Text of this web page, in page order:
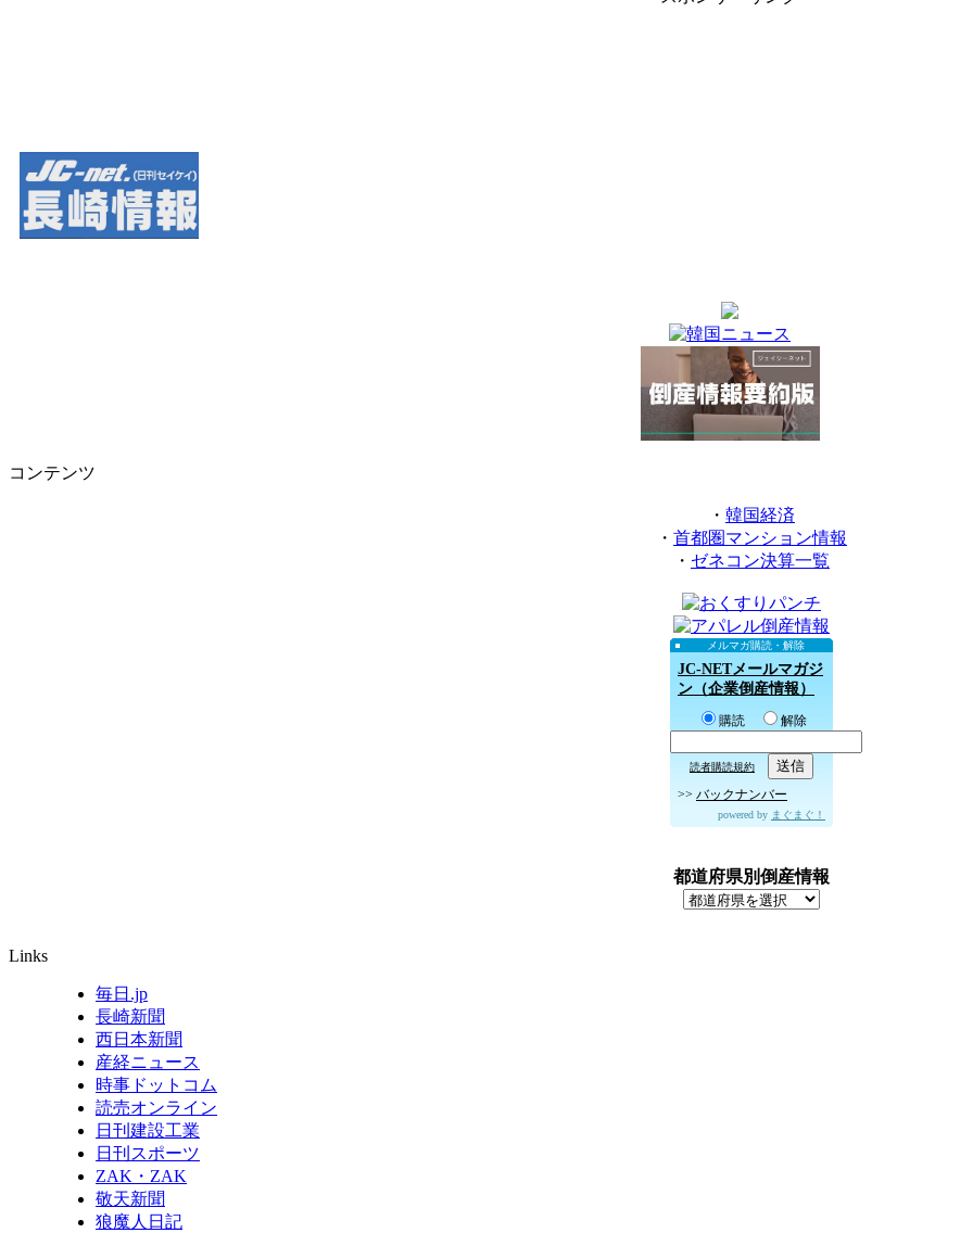
コンテンツ
・ 韓国経済
・ 首都圏マンション情報
・ ゼネコン決算一覧
メルマガ購読・解除
JC-NETメールマガジ
ン（企業倒産情報）
購読 解除
読者購読規約
>> バックナンバー
powered by まぐまぐ！
都道府県別倒産情報
Links
毎日.jp
長崎新聞
西日本新聞
産経ニュース
時事ドットコム
読売オンライン
日刊建設工業
日刊スポーツ
ZAK・ZAK
敬天新聞
狼魔人日記